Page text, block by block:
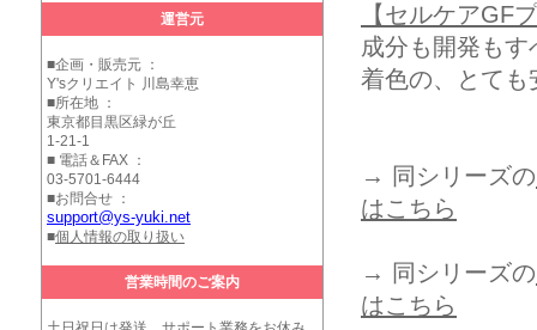
運営元
■企画・販売元 ：
Y'sクリエイト 川島幸恵
■所在地 ：
東京都目黒区緑が丘
1-21-1
■ 電話＆FAX ：
03-5701-6444
■お問合せ ：
support@ys-yuki.net
■個人情報の取り扱い
営業時間のご案内
【セルケアGF
成分も開発も
着色の、とても
→ 同シリーズの
はこちら
→ 同シリーズの
はこちら